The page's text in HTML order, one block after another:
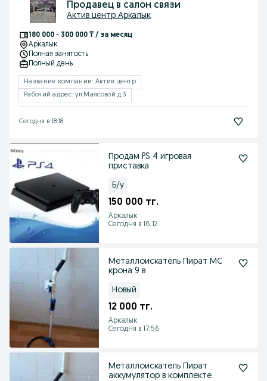
Продавец в салон связи
Актив центр Аркалык
180 000 - 300 000 ₸ / за месяц
Аркалык
Полная занятость
Полный день
Название компании: Актив центр
Рабочий адрес: ул.Маясовой д.3
Сегодня в 18:18
Продам PS 4 игровая
приставка
Б/у
150 000 тг.
Аркалык
Сегодня в 18:12
Металлоискатель Пират МС
крона 9 в
Новый
12 000 тг.
Аркалык
Сегодня в 17:56
Металлоискатель Пират
аккумулятор в комплекте